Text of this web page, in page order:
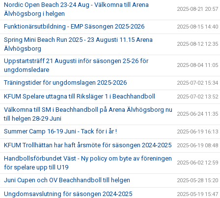
Nordic Open Beach 23-24 Aug - Välkomna till Arena
Älvhögsborg i helgen
2025-08-21 20:57
Funktionärsutbildning - EMP Säsongen 2025-2026 2025-08-15 14:40
Spring Mini Beach Run 2025 - 23 Augusti 11.15 Arena
Älvhögsborg
2025-08-12 12:35
Uppstartsträff 21 Augusti inför säsongen 25-26 för
ungdomsledare
2025-08-04 11:05
Träningstider för ungdomslagen 2025-2026 2025-07-02 15:34
KFUM Spelare uttagna till Riksläger 1 i Beachhandboll 2025-07-02 13:52
Välkomna till SM i Beachhandboll på Arena Älvhögsborg nu
till helgen 28-29 Juni
2025-06-24 11:35
Summer Camp 16-19 Juni - Tack för i år ! 2025-06-19 16:13
KFUM Trollhättan har haft årsmöte för säsongen 2024-2025 2025-06-19 08:48
Handbollsförbundet Väst - Ny policy om byte av föreningen
för spelare upp till U19
2025-06-02 12:59
Juni Cupen och OV Beachhandboll till helgen 2025-05-28 15:20
Ungdomsavslutning för säsongen 2024-2025 2025-05-19 15:47